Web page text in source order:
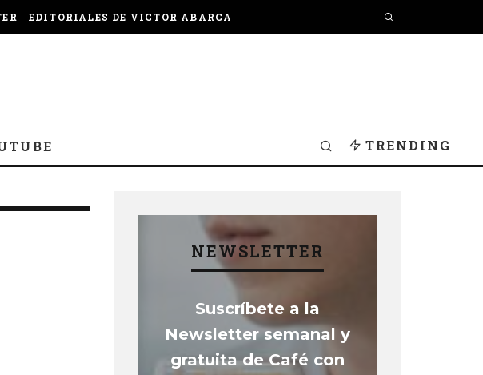
EDITORIALES DE VICTOR ABARCA
TRENDING
NEWSLETTER
Suscríbete a la
Newsletter semanal y
gratuita de Café con